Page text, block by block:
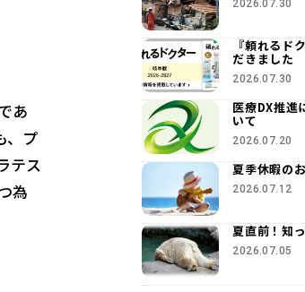
あ
、プ
テス
為
2026.07.30
『頼れるド
だきました
2026.07.30
医療DX推進
いて
2026.07.20
夏季休暇の
2026.07.12
夏直前！知
2026.07.05